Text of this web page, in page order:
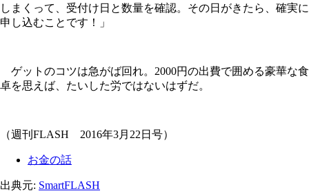
しまくって、受付け日と数量を確認。その日がきたら、確実に
申し込むことです！」
ゲットのコツは急がば回れ。2000円の出費で囲める豪華な食
卓を思えば、たいした労ではないはずだ。
（週刊FLASH 2016年3月22日号）
お金の話
出典元: SmartFLASH